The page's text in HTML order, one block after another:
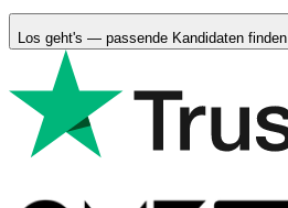
Los geht's — passende Kandidaten finden